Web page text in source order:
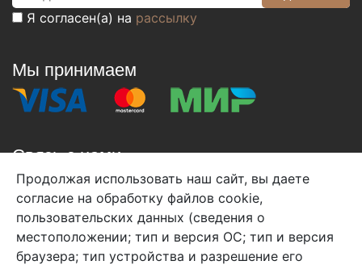
Я согласен(а) на рассылку
Мы принимаем
Связь с нами
+7 (495) 933-38-08
info@arben-textile.ru- оптовые продажи
Продолжая использовать наш сайт, вы даете
согласие на обработку файлов cookie,
пользовательских данных (сведения о
местоположении; тип и версия ОС; тип и версия
браузера; тип устройства и разрешение его